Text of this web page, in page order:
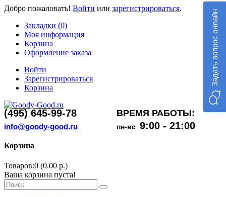
Добро пожаловать! Войти или зарегистрироваться.
Закладки (0)
Моя информация
Корзина
Оформление заказа
Войти
Зарегистрироваться
Корзина
(495) 645-99-78 ВРЕМЯ РАБОТЫ:
info@goody-good.ru пн-вс 9:00 - 21:00
Корзина
Товаров:0 (0.00 р.)
Ваша корзина пуста!
Задать вопрос онлайн